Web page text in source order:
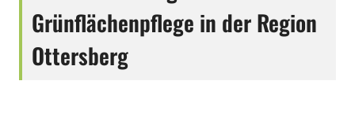
Grünflächenpflege in der Region
Ottersberg